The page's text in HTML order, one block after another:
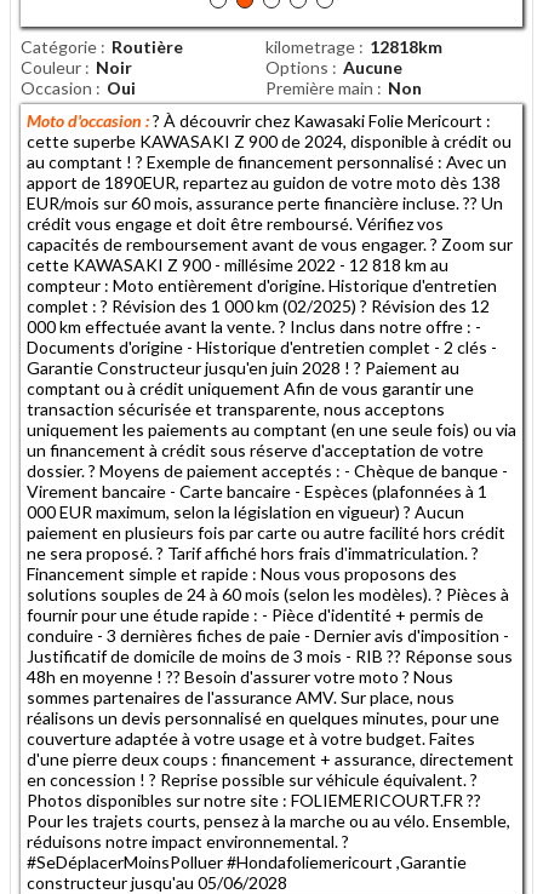
Catégorie Routière kilometrage
12818km
Couleur
Noir Options
Aucune
Occasion
Oui Première main
Non
Moto d'occasion :? À découvrir chez Kawasaki Folie Mericourt :
cette superbe KAWASAKI Z 900 de 2024, disponible à crédit ou
au comptant ! ? Exemple de financement personnalisé : Avec un
apport de 1890EUR, repartez au guidon de votre moto dès 138
EUR/mois sur 60 mois, assurance perte financière incluse. ?? Un
crédit vous engage et doit être remboursé. Vérifiez vos
capacités de remboursement avant de vous engager. ? Zoom sur
cette KAWASAKI Z 900 - millésime 2022 - 12 818 km au
compteur : Moto entièrement d'origine. Historique d'entretien
complet : ? Révision des 1 000 km (02/2025) ? Révision des 12
000 km effectuée avant la vente. ? Inclus dans notre offre : -
Documents d'origine - Historique d'entretien complet - 2 clés -
Garantie Constructeur jusqu'en juin 2028 ! ? Paiement au
comptant ou à crédit uniquement Afin de vous garantir une
transaction sécurisée et transparente, nous acceptons
uniquement les paiements au comptant (en une seule fois) ou via
un financement à crédit sous réserve d'acceptation de votre
dossier. ? Moyens de paiement acceptés : - Chèque de banque -
Virement bancaire - Carte bancaire - Espèces (plafonnées à 1
000 EUR maximum, selon la législation en vigueur) ? Aucun
paiement en plusieurs fois par carte ou autre facilité hors crédit
ne sera proposé. ? Tarif affiché hors frais d'immatriculation. ?
Financement simple et rapide : Nous vous proposons des
solutions souples de 24 à 60 mois (selon les modèles). ? Pièces à
fournir pour une étude rapide : - Pièce d'identité + permis de
conduire - 3 dernières fiches de paie - Dernier avis d'imposition -
Justificatif de domicile de moins de 3 mois - RIB ?? Réponse sous
48h en moyenne ! ?? Besoin d'assurer votre moto ? Nous
sommes partenaires de l'assurance AMV. Sur place, nous
réalisons un devis personnalisé en quelques minutes, pour une
couverture adaptée à votre usage et à votre budget. Faites
d'une pierre deux coups : financement + assurance, directement
en concession ! ? Reprise possible sur véhicule équivalent. ?
Photos disponibles sur notre site : FOLIEMERICOURT.FR ??
Pour les trajets courts, pensez à la marche ou au vélo. Ensemble,
réduisons notre impact environnemental. ?
#SeDéplacerMoinsPolluer #Hondafoliemericourt ,Garantie
constructeur jusqu'au 05/06/2028